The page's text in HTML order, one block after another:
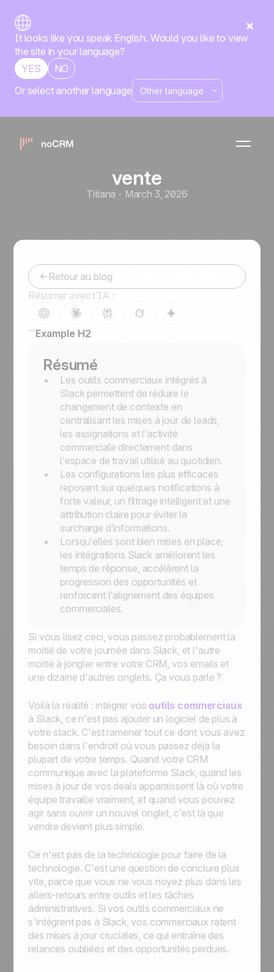
It looks like you speak English. Would you like to view
the site in your language?
YES
NO
Or select another language
Outils de vente et automatisation
Slack Commercial : outils
intégrés à Slack pour
vente
Titiana - March 3, 2026
Retour au blog
Résumer avec l’IA :
Example H2
Résumé
Les outils commerciaux intégrés à
Slack permettent de réduire le
changement de contexte en
centralisant les mises à jour de leads,
les assignations et l’activité
commerciale directement dans
l’espace de travail utilisé au quotidien.
Les configurations les plus efficaces
reposent sur quelques notifications à
forte valeur, un filtrage intelligent et une
attribution claire pour éviter la
surcharge d’informations.
Lorsqu’elles sont bien mises en place,
les intégrations Slack améliorent les
temps de réponse, accélèrent la
progression des opportunités et
renforcent l’alignement des équipes
commerciales.
Si vous lisez ceci, vous passez probablement la
moitié de votre journée dans Slack, et l'autre
moitié à jongler entre votre CRM, vos emails et
une dizaine d'autres onglets. Ça vous parle ?
Voilà la réalité : intégrer vos outils commerciaux
à Slack, ce n'est pas ajouter un logiciel de plus à
votre stack. C'est ramener tout ce dont vous avez
besoin dans l'endroit où vous passez déjà la
plupart de votre temps. Quand votre CRM
communique avec la plateforme Slack, quand les
mises à jour de vos deals apparaissent là où votre
équipe travaille vraiment, et quand vous pouvez
agir sans ouvrir un nouvel onglet, c'est là que
vendre devient plus simple.
Ce n'est pas de la technologie pour faire de la
technologie. C'est une question de conclure plus
vite, parce que vous ne vous noyez plus dans les
allers-retours entre outils et les tâches
administratives. Si vos outils commerciaux ne
s'intègrent pas à Slack, vos commerciaux ratent
des mises à jour cruciales, ce qui entraîne des
relances oubliées et des opportunités perdues.